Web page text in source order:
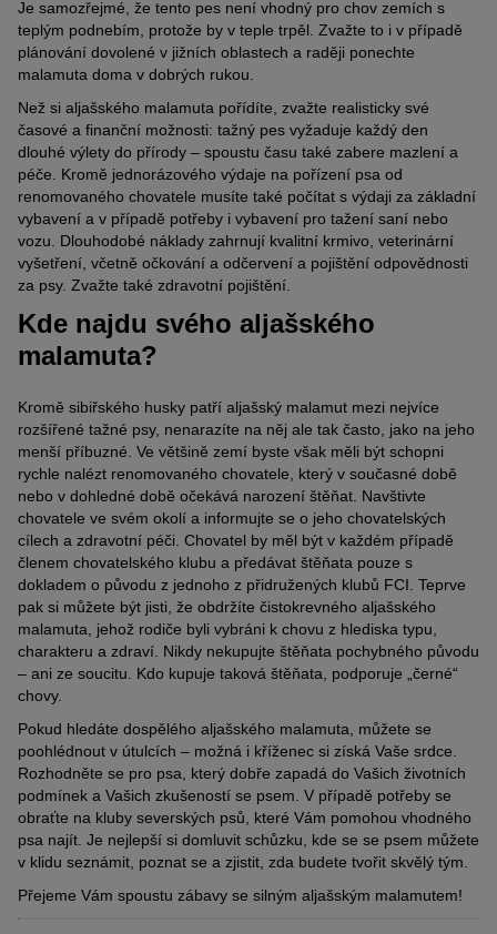
Je samozřejmé, že tento pes není vhodný pro chov zemích s
teplým podnebím, protože by v teple trpěl. Zvažte to i v případě
plánování dovolené v jižních oblastech a raději ponechte
malamuta doma v dobrých rukou.
Než si aljašského malamuta pořídíte, zvažte realisticky své
časové a finanční možnosti: tažný pes vyžaduje každý den
dlouhé výlety do přírody – spoustu času také zabere mazlení a
péče. Kromě jednorázového výdaje na pořízení psa od
renomovaného chovatele musíte také počítat s výdaji za základní
vybavení a v případě potřeby i vybavení pro tažení saní nebo
vozu. Dlouhodobé náklady zahrnují kvalitní krmivo, veterinární
vyšetření, včetně očkování a odčervení a pojištění odpovědnosti
za psy. Zvažte také zdravotní pojištění.
Kde najdu svého aljašského
malamuta?
Kromě sibiřského husky patří aljašský malamut mezi nejvíce
rozšířené tažné psy, nenarazíte na něj ale tak často, jako na jeho
menší příbuzné. Ve většině zemí byste však měli být schopni
rychle nalézt renomovaného chovatele, který v současné době
nebo v dohledné době očekává narození štěňat. Navštivte
chovatele ve svém okolí a informujte se o jeho chovatelských
cílech a zdravotní péči. Chovatel by měl být v každém případě
členem chovatelského klubu a předávat štěňata pouze s
dokladem o původu z jednoho z přidružených klubů FCI. Teprve
pak si můžete být jisti, že obdržíte čistokrevného aljašského
malamuta, jehož rodiče byli vybráni k chovu z hlediska typu,
charakteru a zdraví. Nikdy nekupujte štěňata pochybného původu
– ani ze soucitu. Kdo kupuje taková štěňata, podporuje „černé“
chovy.
Pokud hledáte dospělého aljašského malamuta, můžete se
poohlédnout v útulcích – možná i kříženec si získá Vaše srdce.
Rozhodněte se pro psa, který dobře zapadá do Vašich životních
podmínek a Vašich zkušeností se psem. V případě potřeby se
obraťte na kluby severských psů, které Vám pomohou vhodného
psa najít. Je nejlepší si domluvit schůzku, kde se se psem můžete
v klidu seznámit, poznat se a zjistit, zda budete tvořit skvělý tým.
Přejeme Vám spoustu zábavy se silným aljašským malamutem!